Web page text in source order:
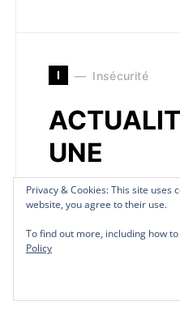
Privacy & Cookies: This site uses
website, you agree to their use.
To find out more, including how
Policy
I Insécurité
UNE
by TELEPLURIEL August
la présentation de la
générale…
Privacy & Cookies: This site uses
website, you agree to their use.
To find out more, including how
Policy
Privacy & Cookies: This site uses
website, you agree to their use.
To find out more, including how
Policy
Privacy & Cookies: This site uses
website, you agree to their use.
To find out more, including how
Policy